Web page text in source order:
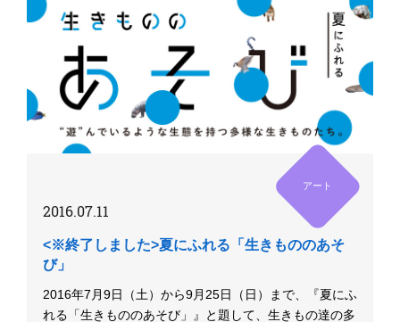
アート
2016.07.11
<※終了しました>夏にふれる「生きもののあそ
び」
2016年7月9日（土）から9月25日（日）まで、『夏にふ
れる「生きもののあそび」』と題して、生きもの達の多